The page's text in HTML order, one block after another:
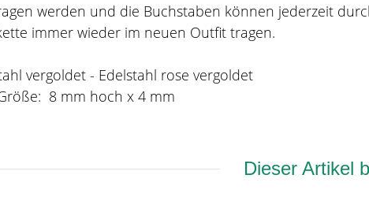
werden und die Buchstaben können jederzeit
immer wieder im neuen Outfit tragen.
vergoldet - Edelstahl rose vergoldet
8 mm hoch x 4 mm
Dieser Artikel